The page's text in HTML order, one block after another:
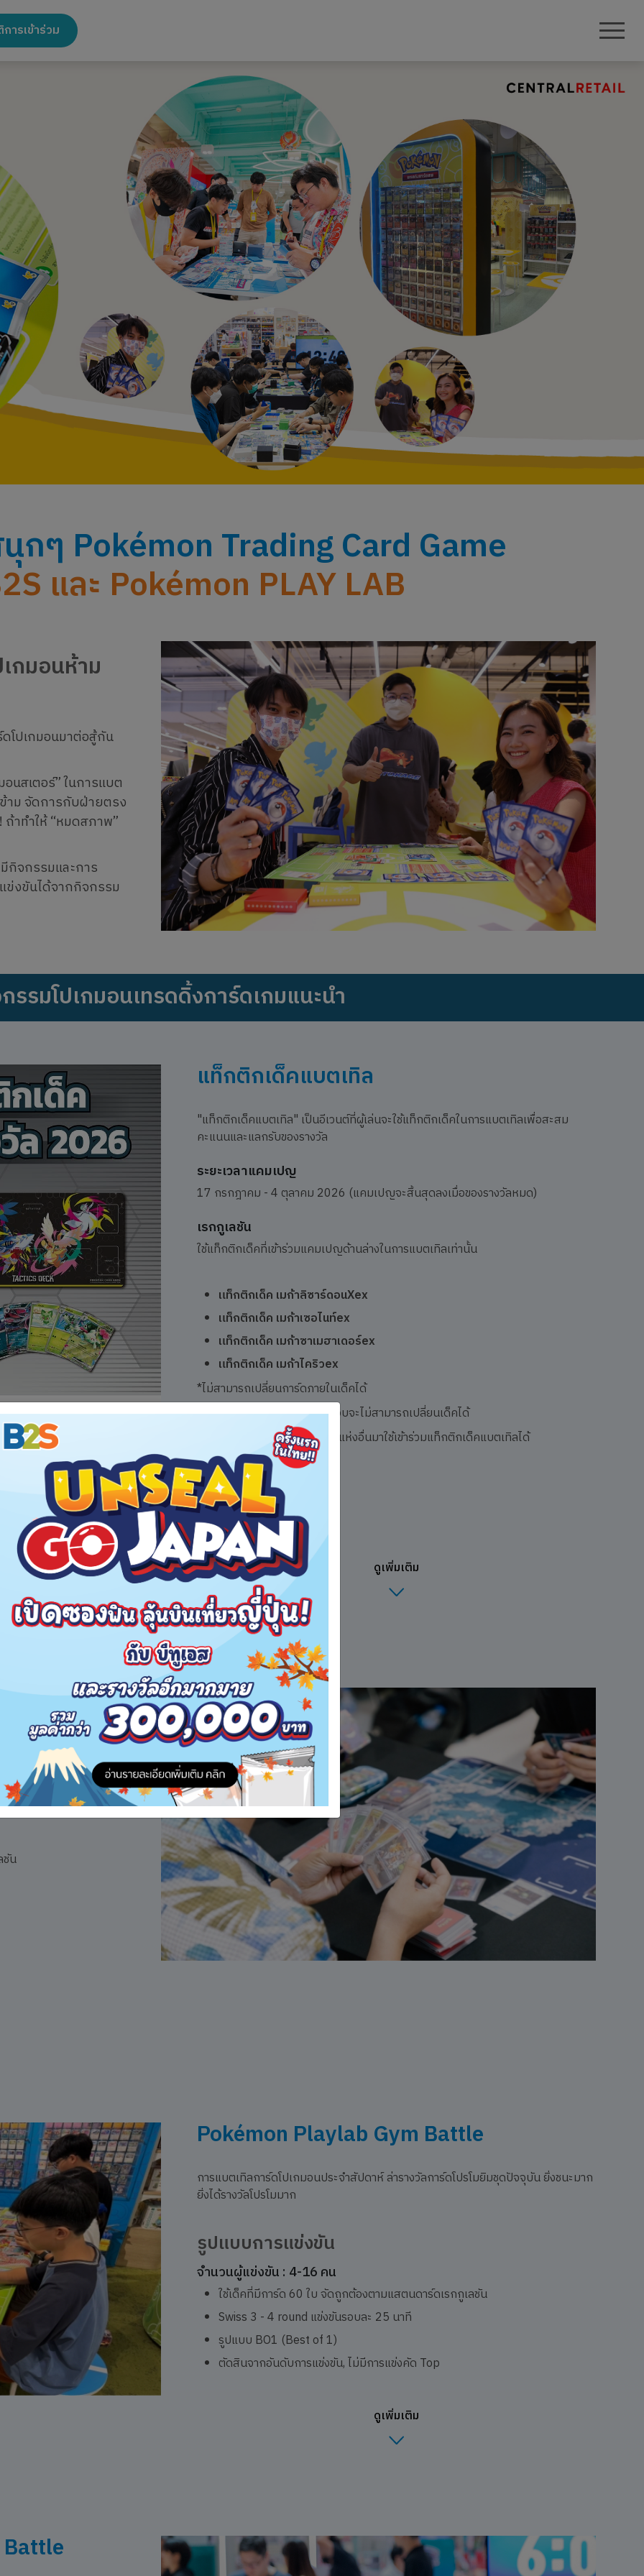
ารเข้าร่วม
กๆ Pokémon Trading Card Game
และ Pokémon PLAY LAB
กมอนห้าม
โปเกมอนมาต่อสู้กัน
นสเตอร์” ในการแบต
ข้าม จัดการกับฝ่ายตรง
ถ้าทำให้ “หมดสภาพ”
กิจกรรมและการ
ข่งขันได้จากกิจกรรม
รรมโปเกมอนเทรดดิ้งการ์ดเกมแนะนำ
แท็กติกเด็คแบตเทิล
"แท็กติกเด็คแบตเทิล" เป็นอีเวนต์ที่ผู้เล่นจะใช้แท็กติกเด็คในการแบตเทิลเพื่อสะสม
คะแนนและแลกรับของรางวัล
ระยะเวลาแคมเปญ
17 กรกฎาคม - 4 ตุลาคม 2026 (แคมเปญจะสิ้นสุดลงเมื่อของรางวัลหมด)
เรกกูเลชัน
ใช้แท็กติกเด็คที่เข้าร่วมแคมเปญด้านล่างในการแบตเทิลเท่านั้น
แท็กติกเด็ค เมก้าลิซาร์ดอนXex
แท็กติกเด็ค เมก้าเซอไนท์ex
แท็กติกเด็ค เมก้าซาเมฮาเดอร์ex
แท็กติกเด็ค เมก้าไคริวex
*ไม่สามารถเปลี่ยนการ์ดภายในเด็คได้
*ระหว่างการแบตเทิลในแต่ละรอบจะไม่สามารถเปลี่ยนเด็คได้
*สามารถนำเด็คที่ซื้อจากร้านค้าแห่งอื่นมาใช้เข้าร่วมแท็กติกเด็คแบตเทิลได้
รูปแบบการแข่งขัน
Swiss Round 3 รอบ
ดูตารางการแข่งขัน
ดูเพิ่มเติม
าเทรนเนอร์แบบไม่จำกัด
ชัน
Pokémon Playlab Gym Battle
การแบตเทิลการ์ดโปเกมอนประจำสัปดาห์ ล่ารางวัลการ์ดโปรโมยิมชุดปัจจุบัน ยิ่งชนะมาก
ยิ่งได้รางวัลโปรโมมาก
รูปแบบการแข่งขัน
จำนวนผู้แข่งขัน : 4-16 คน
ใช้เด็คที่มีการ์ด 60 ใบ จัดถูกต้องตามแสตนดาร์ดเรกกูเลชัน
Swiss 3 - 4 round แข่งขันรอบละ 25 นาที
รูปแบบ BO1 (Best of 1)
ตัดสินจากอันดับการแข่งขัน, ไม่มีการแข่งคัด Top
ดูเพิ่มเติม
Battle